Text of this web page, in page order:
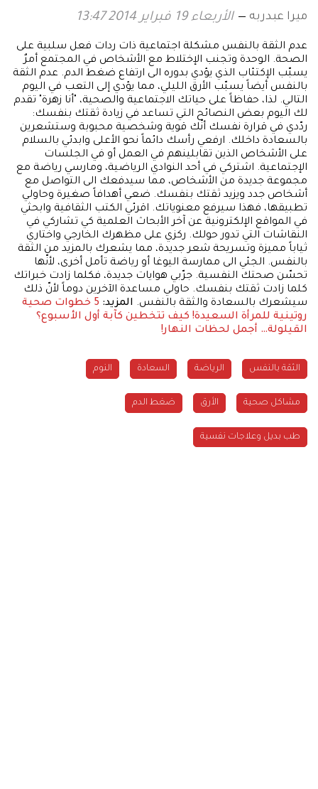
ميرا عبدربه الأربعاء 19 فبراير 2014 13:47
عدم الثقة بالنفس مشكلة اجتماعية ذات ردات فعل سلبية على
الصحة. الوحدة وتجنب الإختلاط مع الأشخاص في المجتمع أمرٌ
يسبّب الإكتئاب الذي يؤدي بدوره الى ارتفاع ضغط الدم. عدم الثقة
بالنفس أيضاً يسبّب الأرق الليلي، مما يؤدي إلى التعب في اليوم
التالي. لذا، حفاظاً على حياتك الاجتماعية والصحية، "أنا زهرة" تقدم
لك اليوم بعض النصائح التي تساعد في زيادة ثقتك بنفسك:
ردّدي في قرارة نفسك أنّك قوية وشخصية محبوبة وستشعرين
بالسعادة داخلك. ارفعي رأسك دائماً نحو الأعلى وابدئي بالسلام
على الأشخاص الذين تقابلينهم في العمل أو في الجلسات
الإجتماعية. اشتركي في أحد النوادي الرياضية، ومارسي رياضة مع
مجموعة جديدة من الأشخاص، مما سيدفعك الى التواصل مع
أشخاص جدد ويزيد ثقتك بنفسك. ضعي أهدافاً صغيرة وحاولي
تطبيقها، فهذا سيرفع معنوياتك. اقرئي الكتب الثقافية وابحثي
في المواقع الإلكترونية عن آخر الأبحاث العلمية كي تشاركي في
النقاشات التي تدور حولك. ركزي على مظهرك الخارجي واختاري
ثياباً مميزة وتسريحة شعر جديدة، مما يشعرك بالمزيد من الثقة
بالنفس. الجئي الى ممارسة اليوغا أو رياضة تأمل أخرى، لأنّها
تحسّن صحتك النفسية. جرّبي هوايات جديدة، فكلما زادت خبراتك
كلما زادت ثقتك بنفسك. حاولي مساعدة الآخرين دوماً لأنّ ذلك
سيشعرك بالسعادة والثقة بالنفس. المزيد:
5 خطوات صحية
روتينية للمرأة السعيدة! كيف تتخطين كآبة أول الأسبوع؟
القيلولة… أجمل لحظات النهار!
الثقة بالنفس الرياضة السعادة النوم
مشاكل صحية الأرق ضغط الدم
طب بديل وعلاجات نفسية